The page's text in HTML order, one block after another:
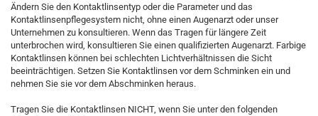
Ändern Sie den Kontaktlinsentyp oder die Parameter und das
Kontaktlinsenpflegesystem nicht, ohne einen Augenarzt oder unser
Unternehmen zu konsultieren. Wenn das Tragen für längere Zeit
unterbrochen wird, konsultieren Sie einen qualifizierten Augenarzt. Farbige
Kontaktlinsen können bei schlechten Lichtverhältnissen die Sicht
beeinträchtigen. Setzen Sie Kontaktlinsen vor dem Schminken ein und
nehmen Sie sie vor dem Abschminken heraus.
Tragen Sie die Kontaktlinsen NICHT, wenn Sie unter den folgenden